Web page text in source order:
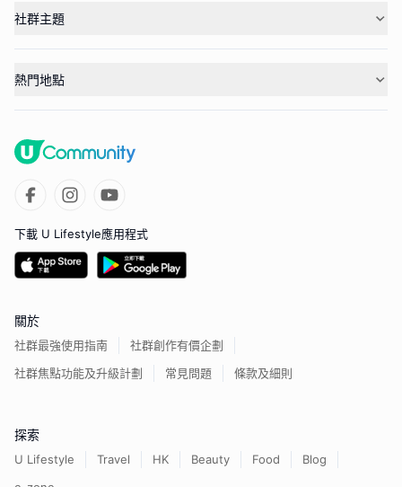
社群主題
熱門地點
下載 U Lifestyle應用程式
關於
社群最強使用指南
社群創作有價企劃
社群焦點功能及升級計劃
常見問題 條款及細則
探索
U Lifestyle Travel HK Beauty Food
Blog